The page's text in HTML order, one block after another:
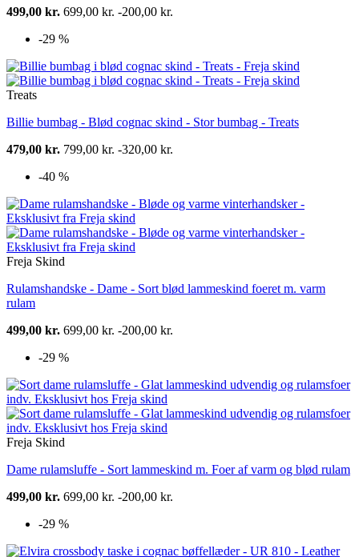
499,00 kr. 699,00 kr. -200,00 kr.
-29 %
Treats
Billie bumbag - Blød cognac skind - Stor bumbag - Treats
479,00 kr. 799,00 kr. -320,00 kr.
-40 %
Freja Skind
Rulamshandske - Dame - Sort blød lammeskind foeret m. varm
rulam
499,00 kr. 699,00 kr. -200,00 kr.
-29 %
Freja Skind
Dame rulamsluffe - Sort lammeskind m. Foer af varm og blød rulam
499,00 kr. 699,00 kr. -200,00 kr.
-29 %